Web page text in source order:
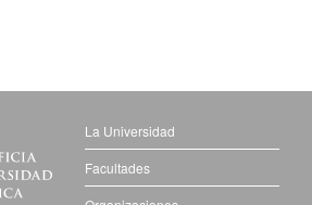
La Universidad
Facultades